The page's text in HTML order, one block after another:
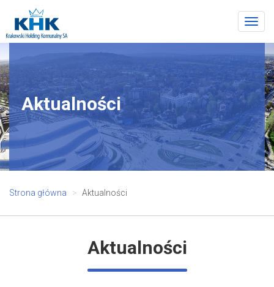
Aktualności
Strona główna Aktualności
Aktualności